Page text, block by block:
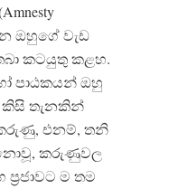
ඔහුගේ වැඩ
කටයුතු කළහ.
පාඨකයන් ඔහු
තැනකින්
එනම්, තනි
කරුණුවල
ම තම